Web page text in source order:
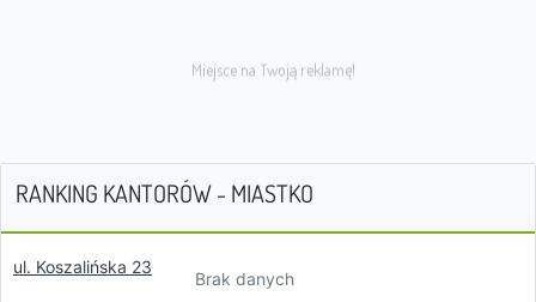
RANKING KANTORÓW - MIASTKO
ul. Koszalińska 23
Brak danych